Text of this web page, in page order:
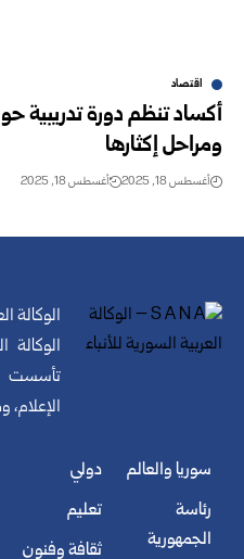
اقتصاد
أكساد تنظم دورة تدريبية
ومراحل إكثارها
أغسطس 18, 2025 أغسطس 18, 2025
الوكالة
الوكالة
سوريا والعالم
رئاسة
الجمهورية
دولي
تعليم
ثقافة وفنون